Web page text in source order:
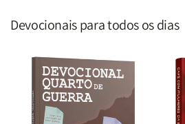
Devocionais para todos os dias